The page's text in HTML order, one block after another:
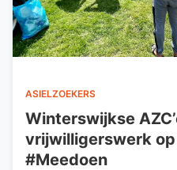
ASIELZOEKERS
Winterswijkse
vrijwilligerswerk
#Meedoen